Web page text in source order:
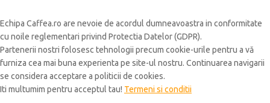
Echipa Caffea.ro are nevoie de acordul dumneavoastra in conformitate
cu noile reglementari privind Protectia Datelor (GDPR).
Partenerii nostri folosesc tehnologii precum cookie-urile pentru a vă
furniza cea mai buna experienta pe site-ul nostru. Continuarea navigarii
se considera acceptare a politicii de cookies.
Iti multumim pentru acceptul tau! Termeni si conditii